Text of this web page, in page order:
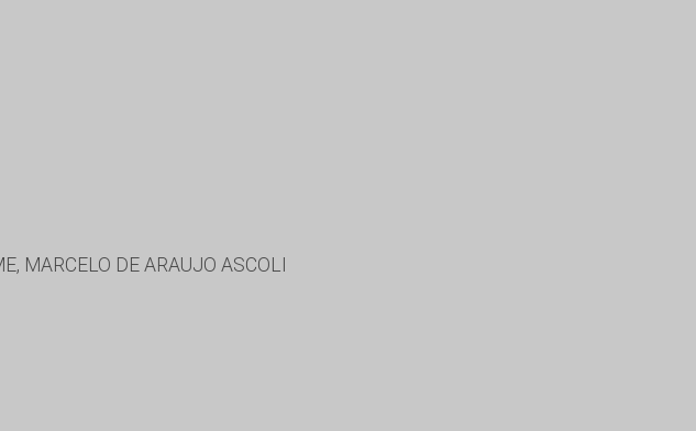
MARCELO DE ARAUJO ASCOLI